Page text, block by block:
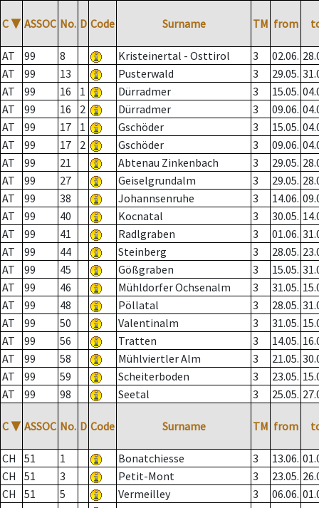
C ▼ ASSOC No. D Code Surname TM from
AT 99 8 Kristeinertal - Osttirol 3 02.06.
AT
99 13 Pusterwald 3 29.05.
AT
99 16 1 Dürradmer 3 15.05.
AT
99 16 2 Dürradmer 3 09.06.
AT
99 17 1 Gschöder 3 15.05.
AT
99 17 2 Gschöder 3 09.06.
AT
99 21 Abtenau Zinkenbach 3 29.05.
AT
99 27 Geiselgrundalm 3 29.05.
AT
99 38 Johannsenruhe 3 14.06.
AT
99 40 Kocnatal 3 30.05.
AT
99 41 Radlgraben 3 01.06.
AT
99 44 Steinberg 3 28.05.
AT
99 45 Gößgraben 3 15.05.
AT
99 46 Mühldorfer Ochsenalm 3 31.05.
AT
99 48 Pöllatal 3 28.05.
AT
99 50 Valentinalm 3 31.05.
AT
99 56 Tratten 3 14.05.
AT
99 58 Mühlviertler Alm 3 21.05.
AT
99 59 Scheiterboden 3 23.05.
AT
99 98 Seetal 3 25.05.
C ▼ ASSOC No. D Code Surname TM from
CH 51 1 Bonatchiesse 3 13.06.
CH
51 3 Petit-Mont 3 23.05.
CH
51 5 Vermeilley 3 06.06.